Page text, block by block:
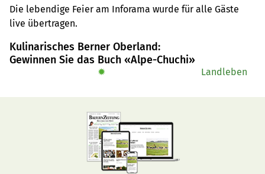
Die lebendige Feier am Inforama wurde für alle Gäste
live übertragen.
Kulinarisches Berner Oberland:
Gewinnen Sie das Buch «Alpe-Chuchi»
✹ Landleben